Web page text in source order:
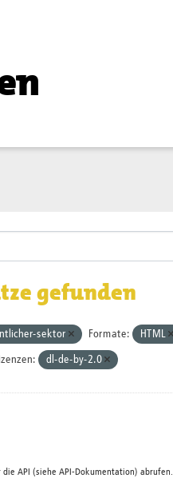
gefunden
sektor Formate: HTML
dl-de-by-2.0
die API (siehe API-Dokumentation) abrufen.